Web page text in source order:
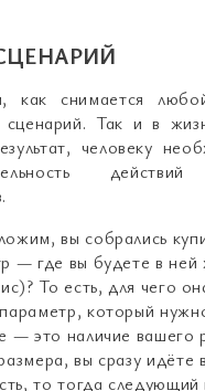
как снимается
Так и в
человеку
вы собрались
— где вы будете в ней
То есть, для чего
который
— это наличие вашего
вы сразу идёте
то тогда следующий